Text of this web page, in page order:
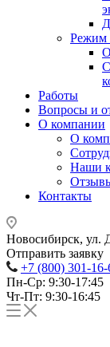
Режим
Работы
Вопросы и
О компании
О
Наши
Контакты
Новосибирск, ул.
Отправить заявку
+7 (800) 301-16-
Пн-Ср: 9:30-17:45
Чт-Пт: 9:30-16:45